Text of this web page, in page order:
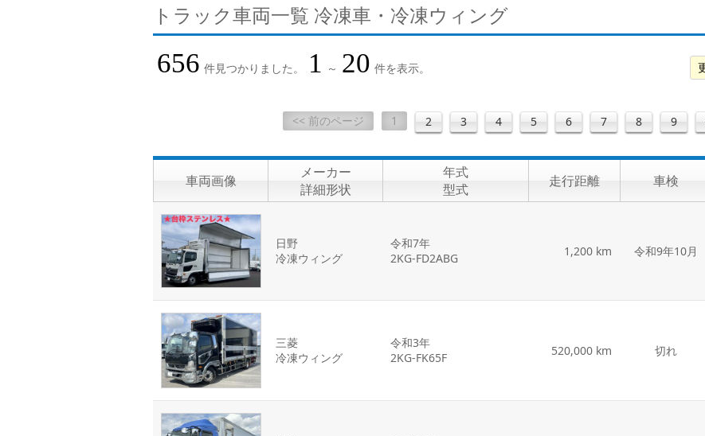
トラック車両一覧 冷凍車・冷凍ウィング
656 件見つかりました。 1 ～ 20 件を表示。
<< 前のページ 1 2 3 4 5 6 7 8 9
車両画像
メーカー
詳細形状
年式
型式
走行距離 車検
日野
冷凍ウィング
令和7年
2KG-FD2ABG
1,200 km 令和9年10月
三菱
冷凍ウィング
令和3年
2KG-FK65F
520,000 km 切れ